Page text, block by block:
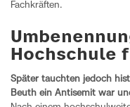
Fachkräften.
Hochschule
Später tauchten jedoch
Beuth ein Antisemit war